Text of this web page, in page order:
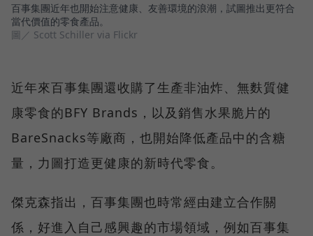
百事集團近年也開始注意健康、友善環境的浪潮，試圖推出更符合
當代價值的零食產品。
圖／ Scott Schiller via Flickr
近年來百事集團還收購了生產非油炸、無麩質健
康零食的BFY Brands，以及銷售水果脆片的
BareSnacks等廠商，也開始降低產品中的含糖
量，力圖打造更健康的新時代零食。
傑克森指出，百事集團也時常經由建立合作關
係，好進入自己感興趣的市場領域，例如百事集